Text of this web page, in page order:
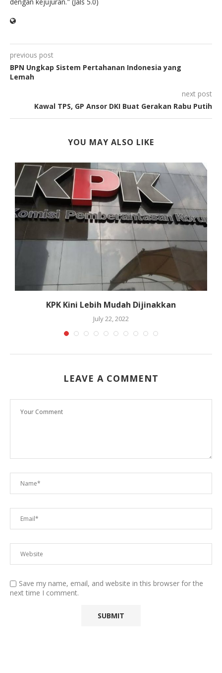
previous post
BPN Ungkap Sistem Pertahanan Indonesia yang
Lemah
next post
Kawal TPS, GP Ansor DKI Buat Gerakan Rabu Putih
YOU MAY ALSO LIKE
KPK Kini Lebih Mudah Dijinakkan
July 22, 2022
LEAVE A COMMENT
Save my name, email, and website in this browser for the
next time I comment.